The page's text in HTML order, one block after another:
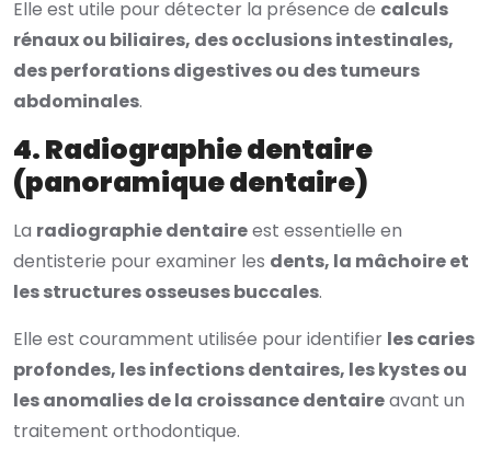
Elle est utile pour détecter la présence de calculs
rénaux ou biliaires, des occlusions intestinales,
des perforations digestives ou des tumeurs
abdominales.
4. Radiographie dentaire
(panoramique dentaire)
La radiographie dentaireest essentielle en
dentisterie pour examiner les dents, la mâchoire et
les structures osseuses buccales.
Elle est couramment utilisée pour identifier les caries
profondes, les infections dentaires, les kystes ou
les anomalies de la croissance dentaireavant un
traitement orthodontique.